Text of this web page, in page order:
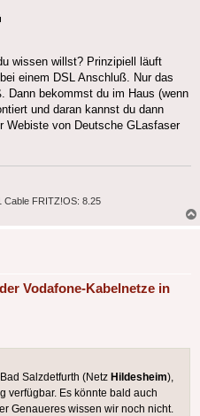
wissen willst? Prinzipiell läuft
einem DSL Anschluß. Nur das
Dann bekommst du im Haus (wenn
und daran kannst du dann
Webiste von Deutsche GLasfaser
Cable FRITZ!OS: 8.25
Vodafone-Kabelnetze in
Salzdetfurth (Netz Hildesheim),
verfügbar. Es könnte bald auch
Genaueres wissen wir noch nicht.